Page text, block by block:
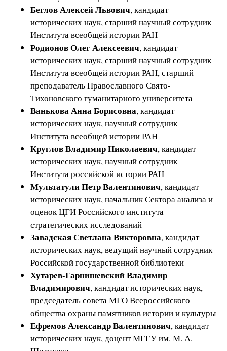
Беглов Алексей Львович, кандидат
исторических наук, старший научный сотрудник
Института всеобщей истории РАН
Родионов Олег Алексеевич, кандидат
исторических наук, старший научный сотрудник
Института всеобщей истории РАН, старший
преподаватель Православного Свято-
Тихоновского гуманитарного университета
Ванькова Анна Борисовна, кандидат
исторических наук, научный сотрудник
Института всеобщей истории РАН
Круглов Владимир Николаевич, кандидат
исторических наук, научный сотрудник
Института российской истории РАН
Мультатули Петр Валентинович, кандидат
исторических наук, начальник Сектора анализа и
оценок ЦГИ Российского института
стратегических исследований
Завадская Светлана Викторовна, кандидат
исторических наук, ведущий научный сотрудник
Российской государственной библиотеки
Хутарев-Гарнишевский Владимир
Владимирович, кандидат исторических наук,
председатель совета МГО Всероссийского
общества охраны памятников истории и культуры
Ефремов Александр Валентинович, кандидат
исторических наук, доцент МГГУ им. М. А.